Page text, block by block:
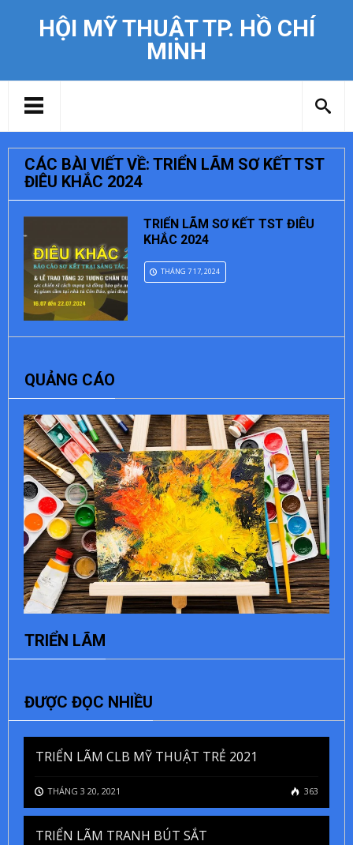
HỘI MỸ THUẬT TP. HỒ CHÍ
MINH
CÁC BÀI VIẾT VỀ: TRIỂN LÃM SƠ KẾT TST
ĐIÊU KHẮC 2024
TRIỂN LÃM SƠ KẾT TST ĐIÊU
KHẮC 2024
THÁNG 7 17, 2024
QUẢNG CÁO
TRIỂN LÃM
ĐƯỢC ĐỌC NHIỀU
TRIỂN LÃM CLB MỸ THUẬT TRẺ 2021
THÁNG 3 20, 2021 363
TRIỂN LÃM TRANH BÚT SẮT